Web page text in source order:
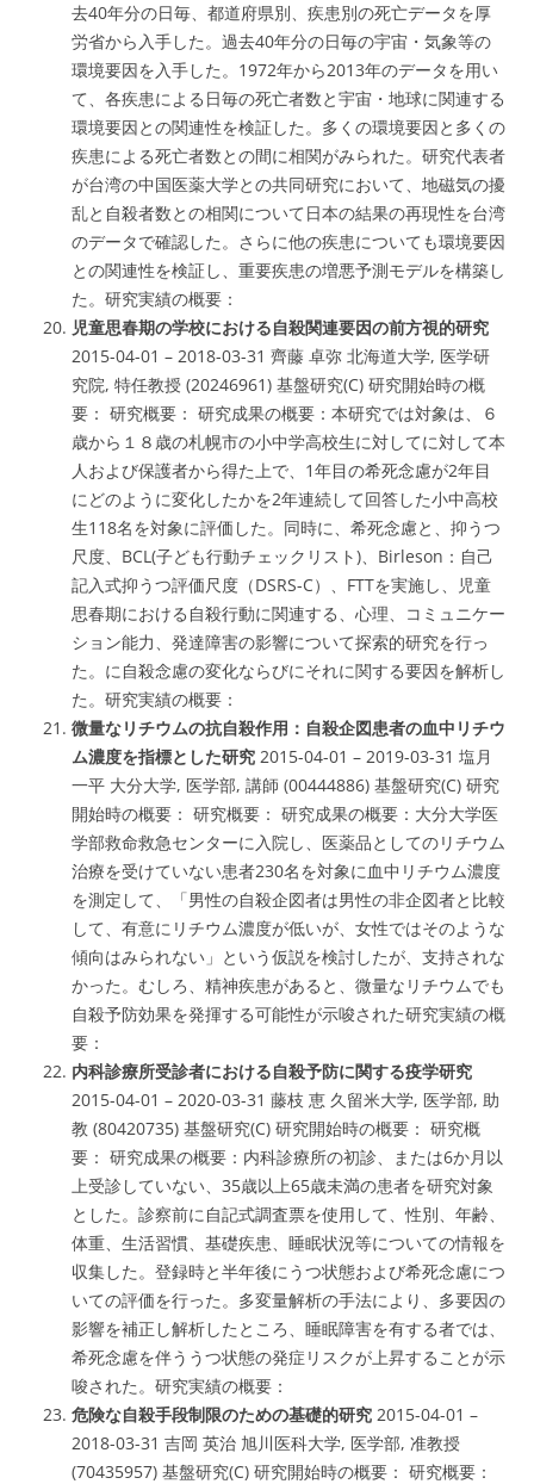
去40年分の日毎、都道府県別、疾患別の死亡データを厚
労省から入手した。過去40年分の日毎の宇宙・気象等の
環境要因を入手した。1972年から2013年のデータを用い
て、各疾患による日毎の死亡者数と宇宙・地球に関連する
環境要因との関連性を検証した。多くの環境要因と多くの
疾患による死亡者数との間に相関がみられた。研究代表者
が台湾の中国医薬大学との共同研究において、地磁気の擾
乱と自殺者数との相関について日本の結果の再現性を台湾
のデータで確認した。さらに他の疾患についても環境要因
との関連性を検証し、重要疾患の増悪予測モデルを構築し
た。研究実績の概要：
児童思春期の学校における自殺関連要因の前方視的研究
2015-04-01 – 2018-03-31 齊藤 卓弥 北海道大学, 医学研
究院, 特任教授 (20246961) 基盤研究(C) 研究開始時の概
要： 研究概要： 研究成果の概要：本研究では対象は、６
歳から１８歳の札幌市の小中学高校生に対してに対して本
人および保護者から得た上で、1年目の希死念慮が2年目
にどのように変化したかを2年連続して回答した小中高校
生118名を対象に評価した。同時に、希死念慮と、抑うつ
尺度、BCL(子ども行動チェックリスト)、Birleson：自己
記入式抑うつ評価尺度（DSRS-C）、FTTを実施し、児童
思春期における自殺行動に関連する、心理、コミュニケー
ション能力、発達障害の影響について探索的研究を行っ
た。に自殺念慮の変化ならびにそれに関する要因を解析し
た。研究実績の概要：
微量なリチウムの抗自殺作用：自殺企図患者の血中リチウ
ム濃度を指標とした研究 2015-04-01 – 2019-03-31 塩月
一平 大分大学, 医学部, 講師 (00444886) 基盤研究(C) 研究
開始時の概要： 研究概要： 研究成果の概要：大分大学医
学部救命救急センターに入院し、医薬品としてのリチウム
治療を受けていない患者230名を対象に血中リチウム濃度
を測定して、「男性の自殺企図者は男性の非企図者と比較
して、有意にリチウム濃度が低いが、女性ではそのような
傾向はみられない」という仮説を検討したが、支持されな
かった。むしろ、精神疾患があると、微量なリチウムでも
自殺予防効果を発揮する可能性が示唆された研究実績の概
要：
内科診療所受診者における自殺予防に関する疫学研究
2015-04-01 – 2020-03-31 藤枝 恵 久留米大学, 医学部, 助
教 (80420735) 基盤研究(C) 研究開始時の概要： 研究概
要： 研究成果の概要：内科診療所の初診、または6か月以
上受診していない、35歳以上65歳未満の患者を研究対象
とした。診察前に自記式調査票を使用して、性別、年齢、
体重、生活習慣、基礎疾患、睡眠状況等についての情報を
収集した。登録時と半年後にうつ状態および希死念慮につ
いての評価を行った。多変量解析の手法により、多要因の
影響を補正し解析したところ、睡眠障害を有する者では、
希死念慮を伴ううつ状態の発症リスクが上昇することが示
唆された。研究実績の概要：
危険な自殺手段制限のための基礎的研究 2015-04-01 –
2018-03-31 吉岡 英治 旭川医科大学, 医学部, 准教授
(70435957) 基盤研究(C) 研究開始時の概要： 研究概要：